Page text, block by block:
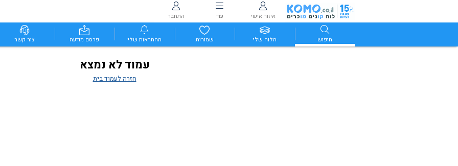
איזור אישי עוד התחבר
חיפוש הלוח שלי שמורות ההתראות שלי פרסם מודעה צור קשר
עמוד לא נמצא
חזרה לעמוד בית